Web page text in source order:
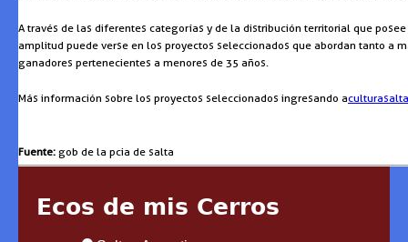
A través de las diferentes categorías y de la distribución territorial que
amplitud puede verse en los proyectos seleccionados que abordan tanto a
ganadores pertenecientes a menores de 35 años.
Más información sobre los proyectos seleccionados ingresando a
Fuente: gob de la pcia de salta
Ecos de mis Cerros